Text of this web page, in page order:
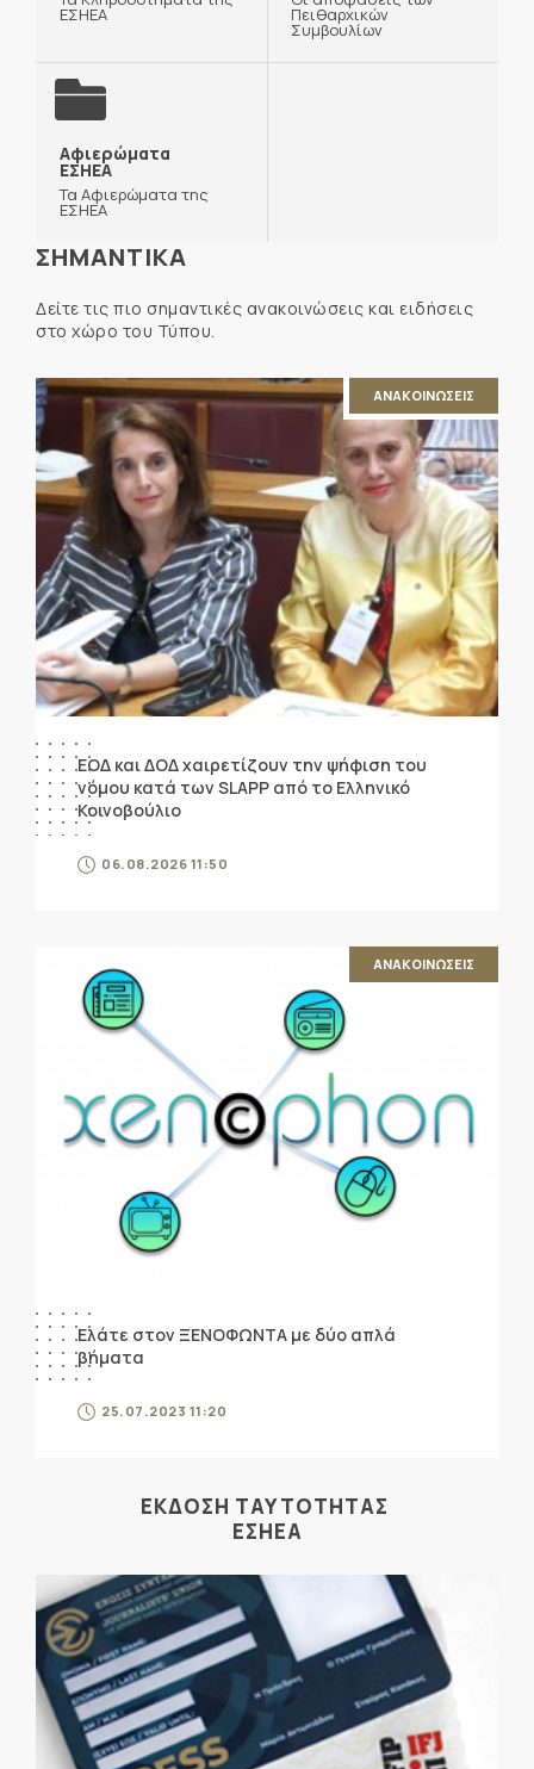
ΕΣΗΕΑ Πειθαρχικών
Συμβουλίων
Αφιερώματα
ΕΣΗΕΑ
Τα Αφιερώματα της
ΕΣΗΕΑ
ΣΗΜΑΝΤΙΚΑ
Δείτε τις πιο σημαντικές ανακοινώσεις και ειδήσεις
στο χώρο του Τύπου.
ΑΝΑΚΟΙΝΩΣΕΙΣ
ΕΟΔ και ΔΟΔ χαιρετίζουν την ψήφιση του
νόμου κατά των SLAPP από το Ελληνικό
Κοινοβούλιο
06.08.2026 11:50
ΑΝΑΚΟΙΝΩΣΕΙΣ
Ελάτε στον ΞΕΝΟΦΩΝΤΑ με δύο απλά
βήματα
25.07.2023 11:20
ΕΚΔΟΣΗ ΤΑΥΤΟΤΗΤΑΣ
ΕΣΗΕΑ